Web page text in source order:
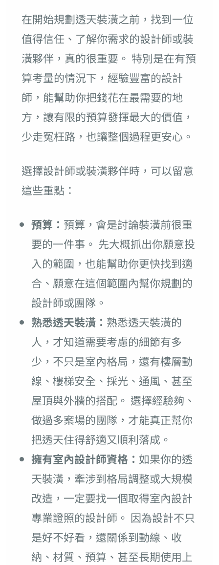
在開始規劃透天裝潢之前，找到一位
值得信任、了解你需求的設計師或裝
潢夥伴，真的很重要。 特別是在有預
算考量的情況下，經驗豐富的設計
師，能幫助你把錢花在最需要的地
方，讓有限的預算發揮最大的價值，
少走冤枉路，也讓整個過程更安心。
選擇設計師或裝潢夥伴時，可以留意
這些重點：
預算： 預算，會是討論裝潢前很重
要的一件事。 先大概抓出你願意投
入的範圍，也能幫助你更快找到適
合、願意在這個範圍內幫你規劃的
設計師或團隊。
熟悉透天裝潢： 熟悉透天裝潢的
人，才知道需要考慮的細節有多
少，不只是室內格局，還有樓層動
線、樓梯安全、採光、通風、甚至
屋頂與外牆的搭配。 選擇經驗夠、
做過多案場的團隊，才能真正幫你
把透天住得舒適又順利落成。
擁有室內設計師資格： 如果你的透
天裝潢，牽涉到格局調整或大規模
改造，一定要找一個取得室內設計
專業證照的設計師。 因為設計不只
是好不好看，還關係到動線、收
納、材質、預算、甚至長期使用上